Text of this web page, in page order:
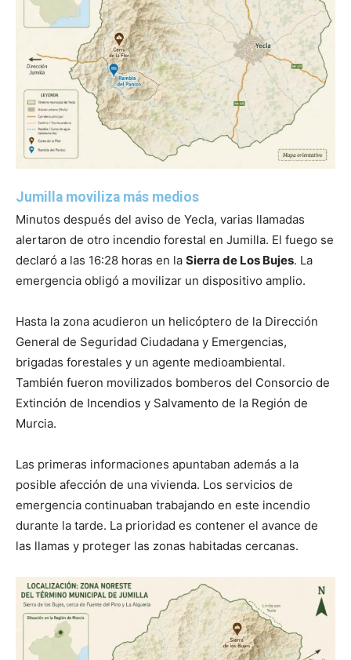
Jumilla moviliza más medios
Minutos después del aviso de Yecla, varias llamadas
alertaron de otro incendio forestal en Jumilla. El fuego se
declaró a las 16:28 horas en la Sierra de Los Bujes. La
emergencia obligó a movilizar un dispositivo amplio.
Hasta la zona acudieron un helicóptero de la Dirección
General de Seguridad Ciudadana y Emergencias,
brigadas forestales y un agente medioambiental.
También fueron movilizados bomberos del Consorcio de
Extinción de Incendios y Salvamento de la Región de
Murcia.
Las primeras informaciones apuntaban además a la
posible afección de una vivienda. Los servicios de
emergencia continuaban trabajando en este incendio
durante la tarde. La prioridad es contener el avance de
las llamas y proteger las zonas habitadas cercanas.